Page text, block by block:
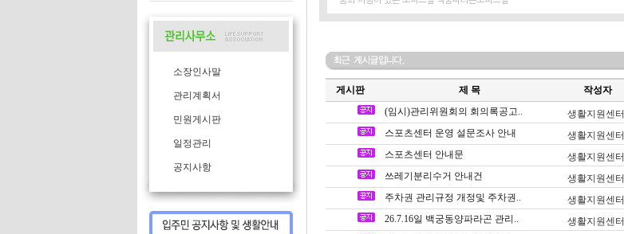
소장인사말
관리계획서
민원게시판
일정관리
공지사항
게시판 제 목 작성자
(임시)관리위원회의 회의록공고..
생활지원센터
스포츠센터 운영 설문조사 안내
생활지원센터
스포츠센터 안내문
생활지원센터
쓰레기분리수거 안내건
생활지원센터
주차권 관리규정 개정및 주차권..
생활지원센터
26.7.16일 백궁동양파라곤 관리..
생활지원센터